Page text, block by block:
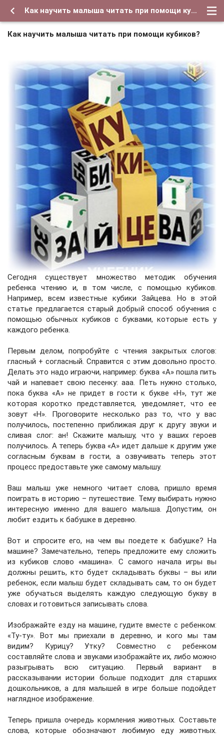
Как научить малыша читать при помощи кубиков?
Как научить малыша читать при помощи кубиков?
Сегодня существует множество методик обучения
ребенка чтению и, в том числе, с помощью кубиков.
Например, всем известныекубики Зайцева. Но в этой
статье предлагается старый добрый способ обучения с
помощью обычных кубиков с буквами, которые есть у
каждого ребенка.
Первым делом, попробуйте с чтения закрытых слогов:
гласный + согласный. Справится с этим довольно просто.
Делать это надо играючи, например: буква «А» пошла пить
чай и напевает свою песенку: ааа. Петь нужно столько,
пока буква «А» не придет в гости к букве «Н», тут же
которая коротко представляется, уведомляет, что ее
зовут «Н». Проговорите несколько раз то, что у вас
получилось, постепенно приближая друг к другу звуки и
сливая слог: ан! Скажите малышу, что у ваших героев
получилось. А теперь буква «А» идет дальше к другим уже
согласным буквам в гости, а озвучивать теперь этот
процесс предоставьте уже самому малышу.
Ваш малыш уже немного читает слова, пришло время
поиграть в историю – путешествие. Тему выбирать нужно
интересную именно для вашего малыша. Допустим, он
любит ездить к бабушке в деревню.
Вот и спросите его, на чем вы поедете к бабушке? На
машине? Замечательно, теперь предложите ему сложить
из кубиков слово «машина». С самого начала игры вы
должны решить, кто будет складывать буквы – вы или
ребенок, если малыш будет складывать сам, то он будет
уже обучаться выделять каждую следующую букву в
словах и готовиться записывать слова.
Изображайте езду на машине, гудите вместе с ребенком:
«Ту-ту». Вот мы приехали в деревню, и кого мы там
видим? Курицу? Утку? Совместно с ребенком
составляйте слова и звуками изображайте их, либо можно
разыгрывать всю ситуацию. Первый вариант в
рассказывании истории больше подходит для старших
дошкольников, а для малышей в игре больше подойдет
наглядное изображение.
Теперь пришла очередь кормления животных. Составьте
слова, которые обозначают любимую еду животных.